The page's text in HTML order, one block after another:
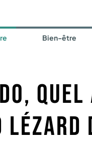
Bien-être
lézard